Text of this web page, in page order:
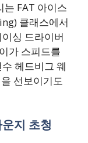
는 FAT 아이스
클래스에서
싱 드라이버
가 스피드를
헤드비그 웨
선보이기도
지 초청